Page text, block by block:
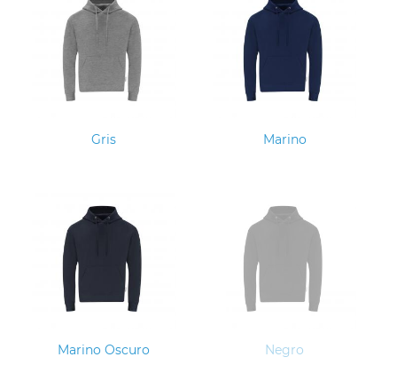
Gris Marino
Marino Oscuro Negro